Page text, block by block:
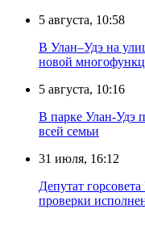
5 августа, 10:58
В Улан–Удэ на
новой
5 августа, 10:16
В парке Улан-Удэ
всей семьи
31 июля, 16:12
Депутат
проверки